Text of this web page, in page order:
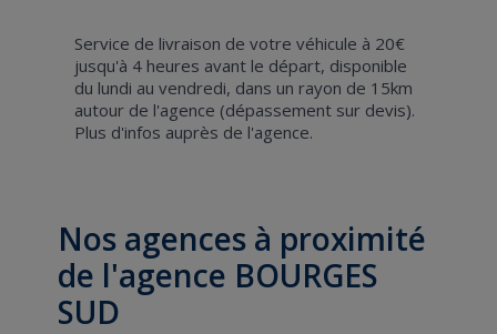
Service de livraison de votre véhicule à 20€
jusqu'à 4 heures avant le départ, disponible
du lundi au vendredi, dans un rayon de 15km
autour de l'agence (dépassement sur devis).
Plus d'infos auprès de l'agence.
Nos agences à proximité
de l'agence BOURGES
SUD